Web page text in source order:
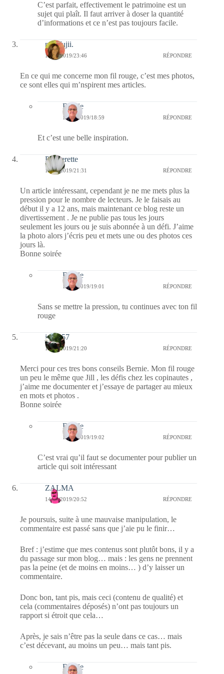
C’est parfait, effectivement le patrimoine est un
sujet qui plaît. Il faut arriver à doser la quantité
d’informations et ce n’est pas toujours facile.
missfujii.
14/10/2019/23:46 RÉPONDRE
En ce qui me concerne mon fil rouge, c’est mes photos,
ce sont elles qui m’nspirent mes articles.
Bernie
15/10/2019/18:59 RÉPONDRE
Et c’est une belle inspiration.
Paquerette
14/10/2019/21:31 RÉPONDRE
Un article intéressant, cependant je ne me mets plus la
pression pour le nombre de lecteurs. Je le faisais au
début il y a 12 ans, mais maintenant ce blog reste un
divertissement . Je ne publie pas tous les jours
seulement les jours ou je suis abonnée à un défi. J’aime
la photo alors j’écris peu et mets une ou des photos ces
jours là.
Bonne soirée
Bernie
15/10/2019/19:01 RÉPONDRE
Sans se mettre la pression, tu continues avec ton fil
rouge
jazzy57
14/10/2019/21:20 RÉPONDRE
Merci pour ces tres bons conseils Bernie. Mon fil rouge
un peu le même que Jill , les défis chez les copinautes ,
j’aime me documenter et j’essaye de partager au mieux
en mots et photos .
Bonne soirée
Bernie
15/10/2019/19:02 RÉPONDRE
C’est vrai qu’il faut se documenter pour publier un
article qui soit intéressant
ZALMA
14/10/2019/20:52 RÉPONDRE
Je poursuis, suite à une mauvaise manipulation, le
commentaire est passé sans que j’aie pu le finir…
Bref : j’estime que mes contenus sont plutôt bons, il y a
du passage sur mon blog… mais : les gens ne prennent
pas la peine (et de moins en moins… ) d’y laisser un
commentaire.
Donc bon, tant pis, mais ceci (contenu de qualité) et
cela (commentaires déposés) n’ont pas toujours un
rapport si étroit que cela…
Après, je sais n’être pas la seule dans ce cas… mais
c’est décevant, au moins un peu… mais tant pis.
Bernie